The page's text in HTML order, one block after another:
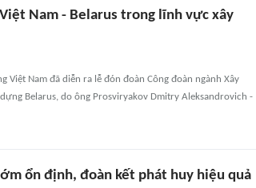
Nam - Belarus trong lĩnh vực xây
Việt Nam đã diễn ra lễ đón đoàn Công đoàn ngành Xây
Belarus, do ông Prosviryakov Dmitry Aleksandrovich -
ổn định, đoàn kết phát huy hiệu quả